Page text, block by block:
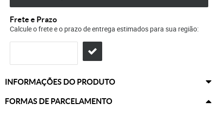
Frete e Prazo
Calcule o frete e o prazo de entrega estimados para sua região:
INFORMAÇÕES DO PRODUTO
FORMAS DE PARCELAMENTO